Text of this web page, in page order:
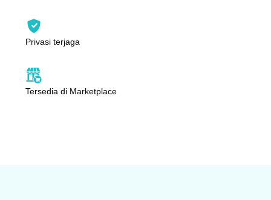
Privasi terjaga
Tersedia di Marketplace